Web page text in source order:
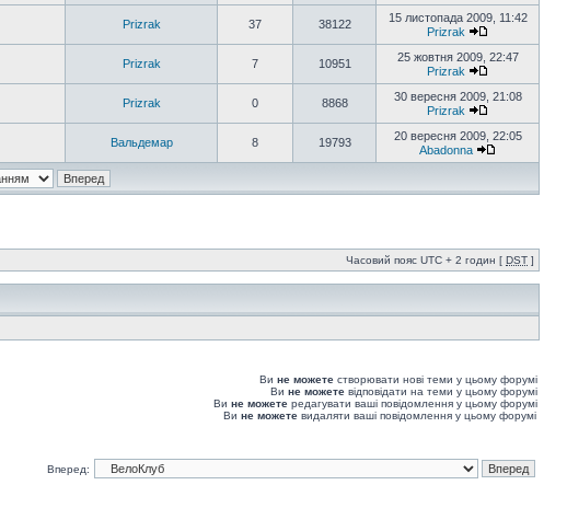
Prizrak 37 38122
15 листопада 2009, 11:42
Prizrak
Prizrak 7 10951
25 жовтня 2009, 22:47
Prizrak
Prizrak 0 8868
30 вересня 2009, 21:08
Prizrak
Вальдемар 8 19793
20 вересня 2009, 22:05
Abadonna
Часовий пояс UTC + 2 годин [ DST ]
Ви не можете створювати нові теми у цьому форумі
Ви не можете відповідати на теми у цьому форумі
Ви не можете редагувати ваші повідомлення у цьому форумі
Ви не можете видаляти ваші повідомлення у цьому форумі
Вперед: